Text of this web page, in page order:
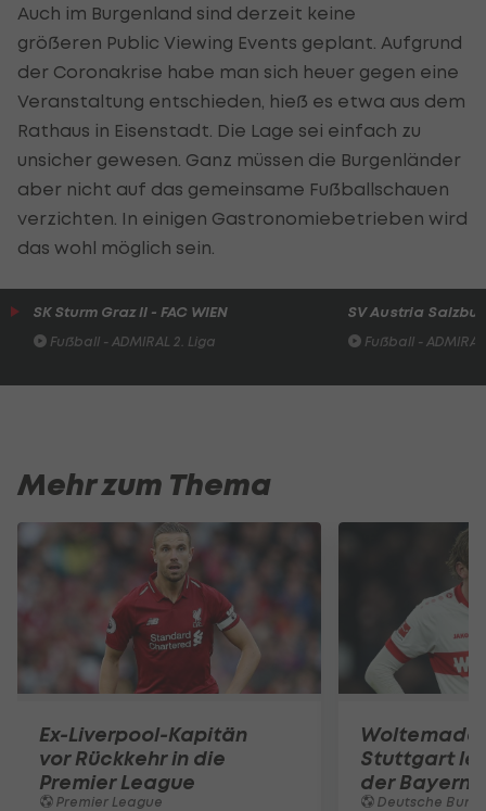
Auch im Burgenland sind derzeit keine
größeren Public Viewing Events geplant. Aufgrund
der Coronakrise habe man sich heuer gegen eine
Veranstaltung entschieden, hieß es etwa aus dem
Rathaus in Eisenstadt. Die Lage sei einfach zu
unsicher gewesen. Ganz müssen die Burgenländer
aber nicht auf das gemeinsame Fußballschauen
verzichten. In einigen Gastronomiebetrieben wird
das wohl möglich sein.
SK Sturm Graz II - FAC WIEN
Fußball - ADMIRAL 2. Liga
SV Austria
Fußball -
Mehr zum Thema
Ex-Liverpool-Kapitän
vor Rückkehr in die
Premier League
Premier League
Stuttgart
der Bayern
Deutsche